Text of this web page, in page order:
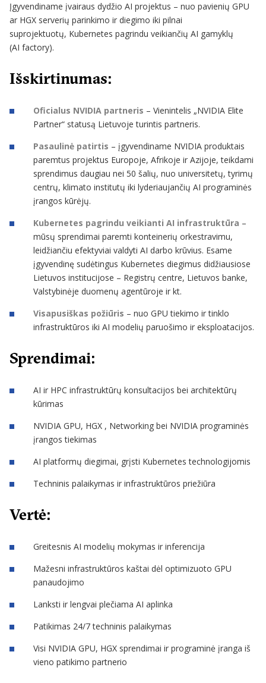
Įgyvendiname įvairaus dydžio AI projektus – nuo pavienių GPU
ar HGX serverių parinkimo ir diegimo iki pilnai
suprojektuotų, Kubernetes pagrindu veikiančių AI gamyklų
(AI factory).
Išskirtinumas:
Oficialus NVIDIA partneris – Vienintelis „NVIDIA Elite
Partner“ statusą Lietuvoje turintis partneris.
Pasaulinė patirtis – įgyvendiname NVIDIA produktais
paremtus projektus Europoje, Afrikoje ir Azijoje, teikdami
sprendimus daugiau nei 50 šalių, nuo universitetų, tyrimų
centrų, klimato institutų iki lyderiaujančių AI programinės
įrangos kūrėjų.
Kubernetes pagrindu veikianti AI infrastruktūra –
mūsų sprendimai paremti konteinerių orkestravimu,
leidžiančiu efektyviai valdyti AI darbo krūvius. Esame
įgyvendinę sudėtingus Kubernetes diegimus didžiausiose
Lietuvos institucijose – Registrų centre, Lietuvos banke,
Valstybinėje duomenų agentūroje ir kt.
Visapusiškas požiūris – nuo GPU tiekimo ir tinklo
infrastruktūros iki AI modelių paruošimo ir eksploatacijos.
Sprendimai:
AI ir HPC infrastruktūrų konsultacijos bei architektūrų
kūrimas
NVIDIA GPU, HGX , Networking bei NVIDIA programinės
įrangos tiekimas
AI platformų diegimai, grįsti Kubernetes technologijomis
Techninis palaikymas ir infrastruktūros priežiūra
Vertė:
Greitesnis AI modelių mokymas ir inferencija
Mažesni infrastruktūros kaštai dėl optimizuoto GPU
panaudojimo
Lanksti ir lengvai plečiama AI aplinka
Patikimas 24/7 techninis palaikymas
Visi NVIDIA GPU, HGX sprendimai ir programinė įranga iš
vieno patikimo partnerio